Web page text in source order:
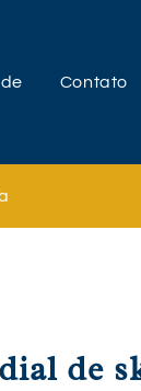
Contato
de